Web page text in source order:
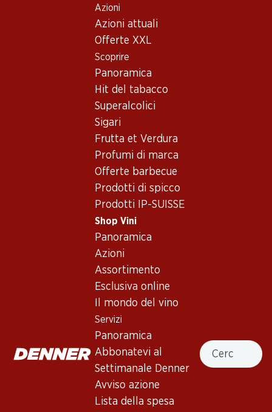
Azioni
Azioni attuali
Offerte XXL
Scoprire
Panoramica
Hit del tabacco
Superalcolici
Sigari
Frutta et Verdura
Profumi di marca
Offerte barbecue
Prodotti di spicco
Prodotti IP-SUISSE
Shop Vini
Panoramica
Azioni
Assortimento
Esclusiva online
Il mondo del vino
Servizi
Panoramica
Abbonatevi al
Settimanale Denner
Avviso azione
Lista della spesa
Cercare
Vino/champagne
Alto Adige
Cantina Terlan Tradition Gewürztraminer Alto Adige DOC
Esclusiva online!
Fronte Retro Imballaggio
Cantina Terlan Tradition
Gewürztraminer Alto Adige DOC
Alto Adige
Giallo pallido. Note intense di litchi, pesca sciroppata e un po’
di cera d’api. Al palato pieno, con un’acidità fresca e un finale